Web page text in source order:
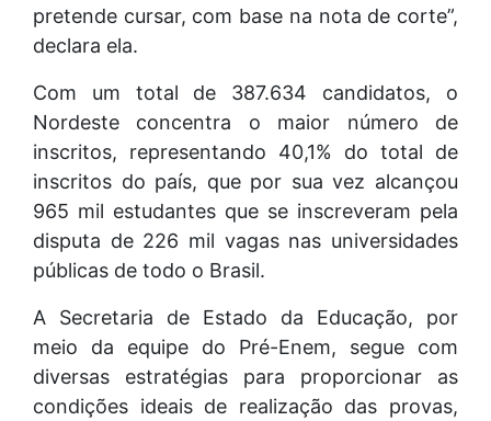
pretende cursar, com base na nota de corte”,
declara ela.
Com um total de 387.634 candidatos, o
Nordeste concentra o maior número de
inscritos, representando 40,1% do total de
inscritos do país, que por sua vez alcançou
965 mil estudantes que se inscreveram pela
disputa de 226 mil vagas nas universidades
públicas de todo o Brasil.
A Secretaria de Estado da Educação, por
meio da equipe do Pré-Enem, segue com
diversas estratégias para proporcionar as
condições ideais de realização das provas,